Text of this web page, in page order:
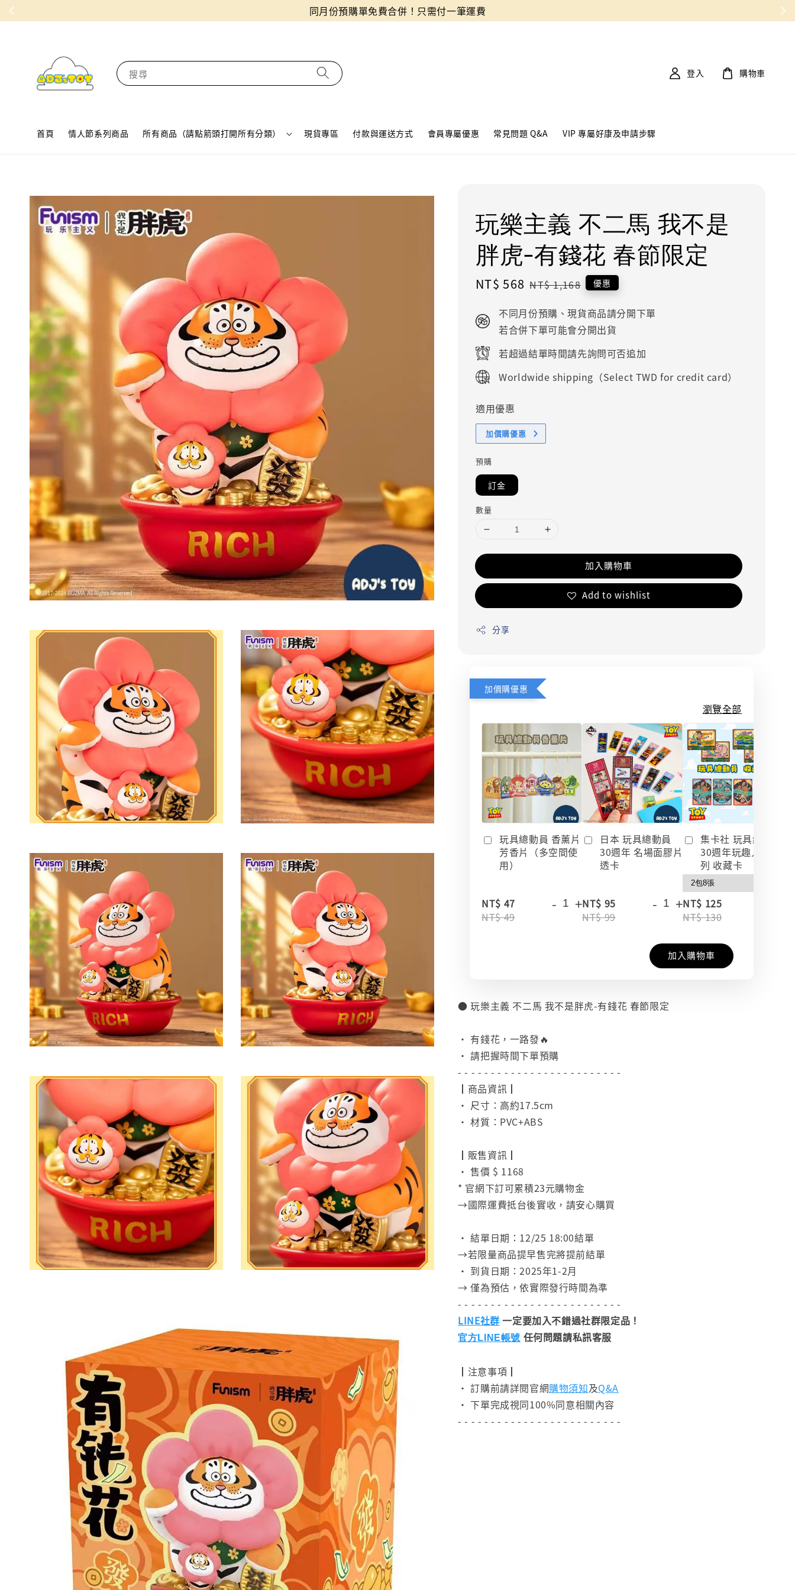
同月份預購單免費合併！只需付一筆運費
搜尋
首頁 情人節系列商品 所有商品（請點箭頭打開所有分類） 現貨專區 付款與運送方式 會員專屬優惠 常見問題 Q&A VIP 專屬好康及申請步驟
登入 購物車
玩樂主義 不二馬 我不是
胖虎-有錢花 春節限定
Sale
NT$ 568 Regular
NT$ 1,168 優惠
不同月份預購、現貨商品請分開下單
若合併下單可能會分開出貨
若超過結單時間請先詢問可否追加
Worldwide shipping（Select TWD for credit card）
適用優惠
加價購優惠
預購
訂金
數量
加入購物車
Add to wishlist
分享
加價購優惠
瀏覽全部
玩具總動員 香薰片
芳香片（多空間使
用）
NT$ 47
NT$ 49
- +
日本 玩具總動員
30週年 名場面膠片
透卡
NT$ 95
NT$ 99
- +
集卡社 玩具總動員
30週年玩趣人生系
列 收藏卡
NT$ 125
NT$ 130
加入購物車
● 玩樂主義 不二馬 我不是胖虎-有錢花 春節限定
• 有錢花，一路發🔥
• 請把握時間下單預購
- - - - - - - - - - - - - - - - - - - - - - - - -
┃商品資訊┃
• 尺寸：高約17.5cm
• 材質：PVC+ABS
┃販售資訊┃
• 售價 $ 1168
* 官網下訂可累積23元購物金
→國際運費抵台後實收，請安心購買
• 結單日期：12/25 18:00結單
→若限量商品提早售完將提前結單
• 到貨日期：2025年1-2月
→ 僅為預估，依實際發行時間為準
- - - - - - - - - - - - - - - - - - - - - - - - -
LINE社群 一定要加入不錯過社群限定品！
官方LINE帳號 任何問題請私訊客服
┃注意事項┃
• 訂購前請詳閱官網購物須知及Q&A
• 下單完成視同100%同意相關內容
- - - - - - - - - - - - - - - - - - - - - - - - -